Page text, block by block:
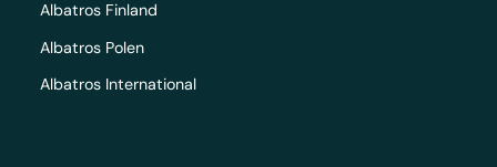
Albatros Finland
Albatros Polen
Albatros International